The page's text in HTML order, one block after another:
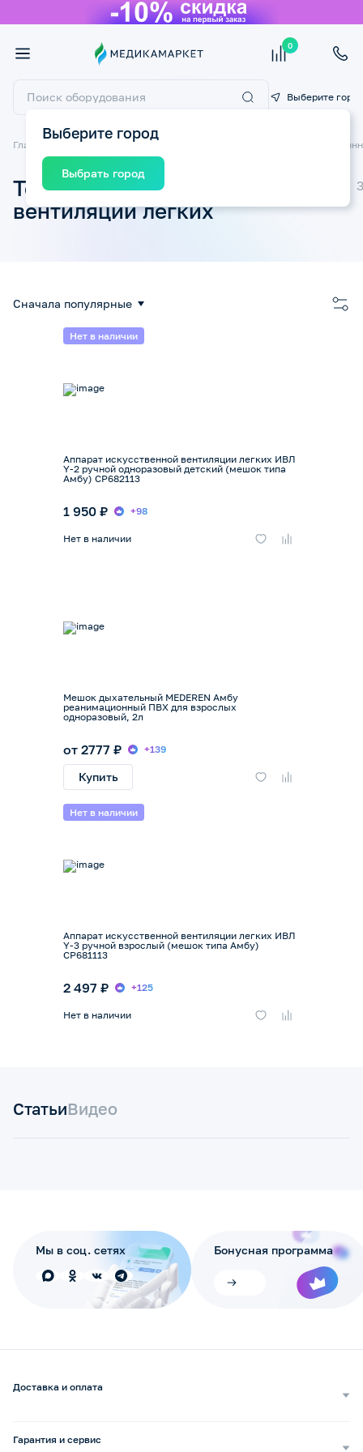
0
Выберите город
Выберите город
Выбрать город
Главная Товары для медицинских учреждений Товары
Товары искусственнной
вентиляции легких
Сначала популярные
Нет в наличии
Аппарат искусственной вентиляции легких ИВЛ
Y-2 ручной одноразовый детский (мешок типа
Амбу) СР682113
1 950 ₽ +98
Нет в наличии
Мешок дыхательный MEDEREN Амбу
реанимационный ПВХ для взрослых
одноразовый, 2л
от 2777 ₽ +139
Купить
Нет в наличии
Аппарат искусственной вентиляции легких ИВЛ
Y-3 ручной взрослый (мешок типа Амбу)
СР681113
2 497 ₽ +125
Нет в наличии
СтатьиВидео
Мы в соц. сетях Бонусная программа
Доставка и оплата
Гарантия и сервис